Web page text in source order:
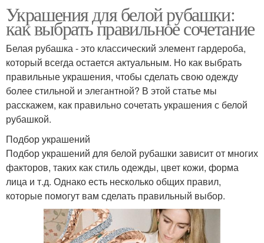
Украшения для белой рубашки:
как выбрать правильное сочетание
Белая рубашка - это классический элемент гардероба,
который всегда остается актуальным. Но как выбрать
правильные украшения, чтобы сделать свою одежду
более стильной и элегантной? В этой статье мы
расскажем, как правильно сочетать украшения с белой
рубашкой.
Подбор украшений
Подбор украшений для белой рубашки зависит от многих
факторов, таких как стиль одежды, цвет кожи, форма
лица и т.д. Однако есть несколько общих правил,
которые помогут вам сделать правильный выбор.